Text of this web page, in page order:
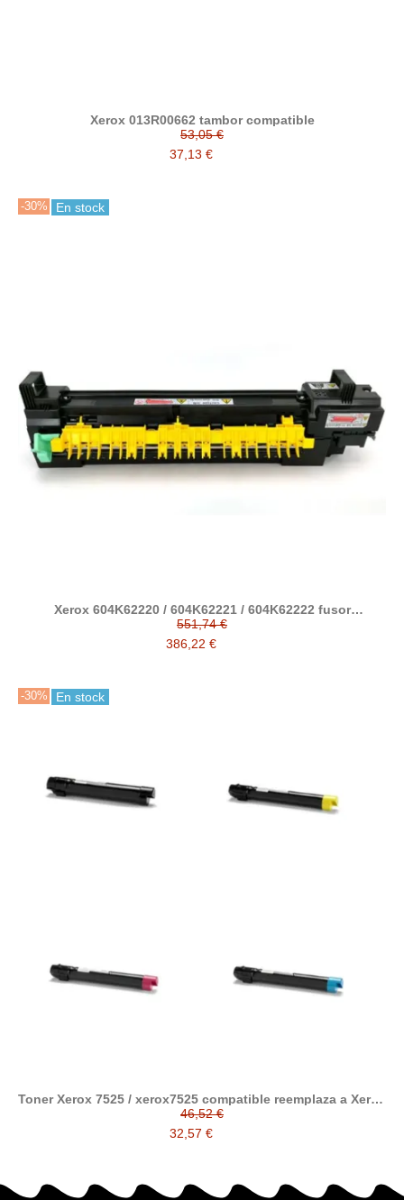
Xerox 013R00662 tambor compatible
53,05 €
37,13 €
-30% En stock
Xerox 604K62220 / 604K62221 / 604K62222 fusor
compatible
551,74 €
386,22 €
-30% En stock
Toner Xerox 7525 / xerox7525 compatible reemplaza a Xerox
006R01513, 006R01516, 006R01515, 006R01514
46,52 €
32,57 €